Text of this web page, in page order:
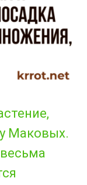
Маковых.